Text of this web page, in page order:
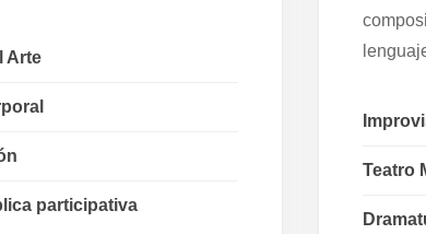
Arte
participativa
Teatro